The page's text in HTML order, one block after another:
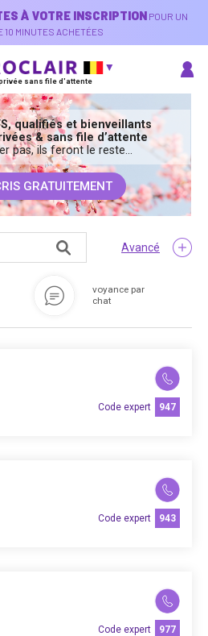
À VOTRE INSCRIPTION POUR UN
10 MINUTES ACHETÉES
sans file d'attente
qualifiés et bienveillants
& sans file d’attente
pas, ils feront le reste…
GRATUITEMENT
voyance par
chat
Avancé
Code expert 947
Code expert 943
Code expert 977